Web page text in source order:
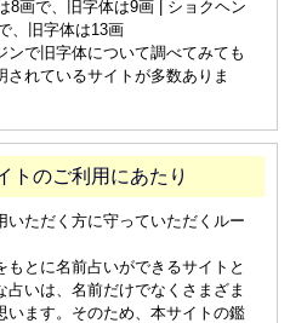
画で、旧字体は9画 | ショクヘン
、旧字体は13画
ンで旧字体について調べてみても
れているサイトが多数ありま
トのご利用にあたり
ただく方に守っていただくルー
もとに名前占いができるサイトと
占いは、名前だけでなくさまざま
います。そのため、本サイトの鑑